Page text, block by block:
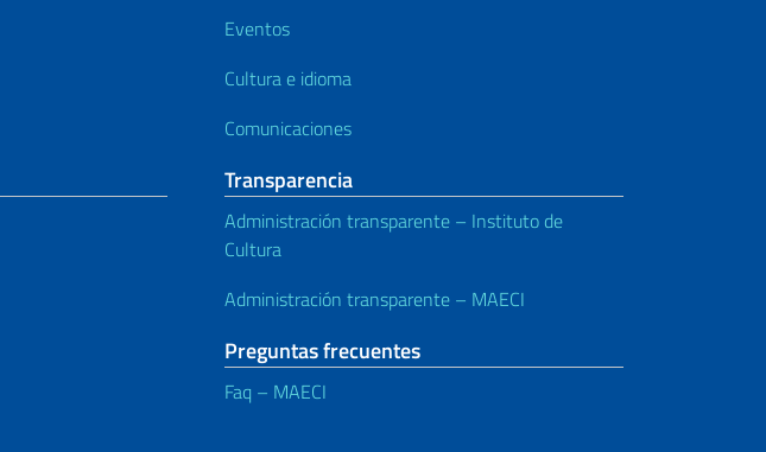
Eventos
Cultura e idioma
Comunicaciones
Transparencia
Administración transparente – Instituto de
Cultura
Administración transparente – MAECI
Preguntas frecuentes
Faq – MAECI